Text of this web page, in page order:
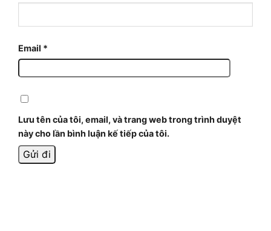
Email *
Lưu tên của tôi, email, và trang web trong trình duyệt
này cho lần bình luận kế tiếp của tôi.